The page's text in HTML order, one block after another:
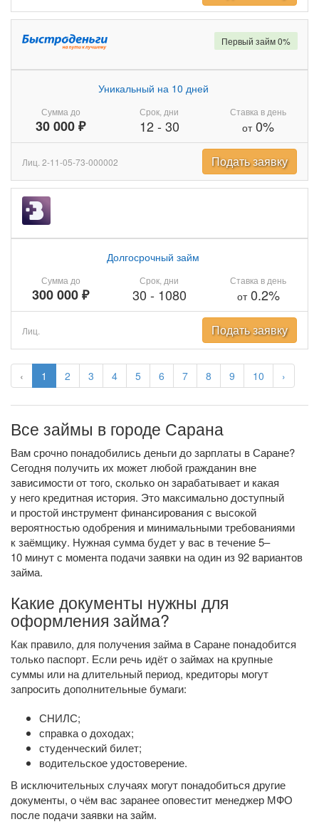
‹ 1 2 3 4 5 6 7 8 9 10 ›
Сумма до
30 000 ₽
Уникальный на 10 дней
Срок, дни
12- 30
Ставка в день
от0%
Первый займ 0%
Лиц. 2-11-05-73-000002 Подать заявку
Сумма до
300 000 ₽
Долгосрочный займ
Срок, дни
30 - 1080
Ставка в день
от0.2%
Лиц. Подать заявку
Все займы в городе Сарана
Вам срочно понадобились деньги до зарплаты в Саране?
Сегодня получить их может любой гражданин вне
зависимости от того, сколько он зарабатывает и какая
у него кредитная история. Это максимально доступный
и простой инструмент финансирования с высокой
вероятностью одобрения и минимальными требованиями
к заёмщику. Нужная сумма будет у вас в течение 5–
10 минут с момента подачи заявки на один из 92 вариантов
займа.
Какие документы нужны для
оформления займа?
Как правило, для получения займа в Саране понадобится
только паспорт. Если речь идёт о займах на крупные
суммы или на длительный период, кредиторы могут
запросить дополнительные бумаги:
СНИЛС;
справка о доходах;
студенческий билет;
водительское удостоверение.
В исключительных случаях могут понадобиться другие
документы, о чём вас заранее оповестит менеджер МФО
после подачи заявки на займ.